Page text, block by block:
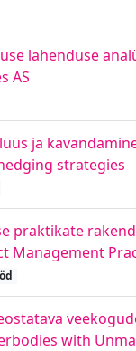
lahenduse
AS
ja
strategies
praktikate
Management
with